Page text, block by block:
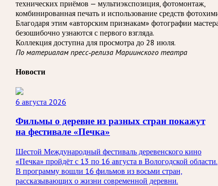
технических приёмов — мультиэкспозиция, фотомонтаж,
комбинированная печать и использование средств
Благодаря этим «авторским признакам» фотографии
безошибочно узнаются с первого взгляда.
Коллекция доступна для просмотра до 28 июля.
По материалам пресс-релиза Мариинского театра
Новости
6 августа 2026
Фильмы о деревне из разных стран покажут
на фестивале «Печка»
Шестой Международный фестиваль деревенского кино
«Печка» пройдёт с 13 по 16 августа в Вологодской области.
В программу вошли 16 фильмов из восьми стран,
рассказывающих о жизни современной деревни.